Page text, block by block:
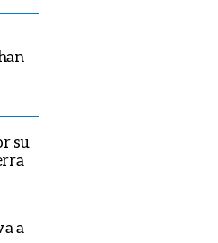
su
a